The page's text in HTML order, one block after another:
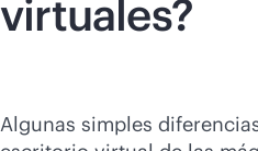
virtuales?
Algunas simples